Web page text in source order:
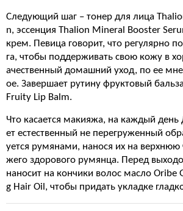
Следующий шаг – тонер для лица
n, эссенция Thalion Mineral Booster
крем. Певица говорит, что регулярно
га, чтобы поддерживать свою кожу в
ачественный домашний уход, по ее
ое. Завершает рутину фруктовый
Fruity Lip Balm.
Что касается макияжа, на каждый
ет естественный не перегруженный
уется румянами, нанося их на верхнюю
жего здорового румянца. Перед
наносит на кончики волос масло Oribe
g Hair Oil, чтобы придать укладке